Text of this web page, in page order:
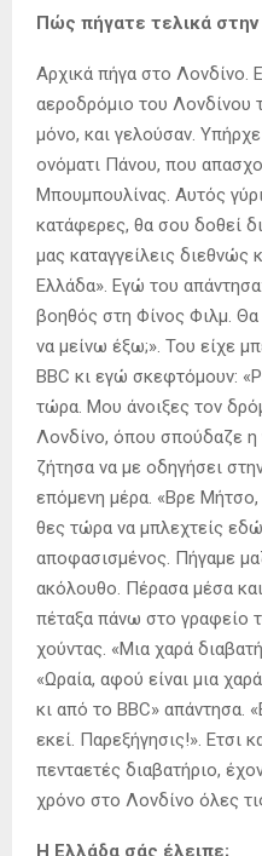
Πώς πήγατε τελικά στην
Αρχικά πήγα στο Λονδίνο.
αεροδρόμιο του Λονδίνου
μόνο, και γελούσαν.
ονόματι Πάνου, που
Μπουμπουλίνας. Αυτός
κατάφερες, θα σου δοθεί
μας καταγγείλεις διεθνώς
Ελλάδα». Εγώ του
βοηθός στη Φίνος Φιλμ.
να μείνω έξω;». Του είχε
BBC κι εγώ σκεφτόμουν:
τώρα. Μου άνοιξες τον
Λονδίνο, όπου σπούδαζε η
ζήτησα να με οδηγήσει
επόμενη μέρα. «Βρε
θες τώρα να μπλεχτείς
αποφασισμένος. Πήγαμε
ακόλουθο. Πέρασα μέσα
πέταξα πάνω στο γραφείο
χούντας. «Μια χαρά
«Ωραία, αφού είναι μια
κι από το BBC» απάντησα.
εκεί. Παρεξήγησις!». Ετσι
πενταετές διαβατήριο,
χρόνο στο Λονδίνο όλες
Η Ελλάδα σάς έλειπε;